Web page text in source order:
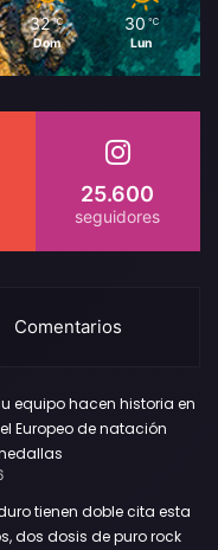
32 ℃
Dom
30 ℃
Lun
25.600
Comentarios
equipo hacen historia en
Europeo de natación
tienen doble cita esta
dos dosis de puro rock